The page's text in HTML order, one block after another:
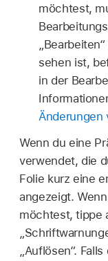
möchtest,
sehen ist,
in der
Änderungen
Wenn du eine
verwendet, die
Folie kurz eine
angezeigt.
möchtest, tippe
„Auflösen“.